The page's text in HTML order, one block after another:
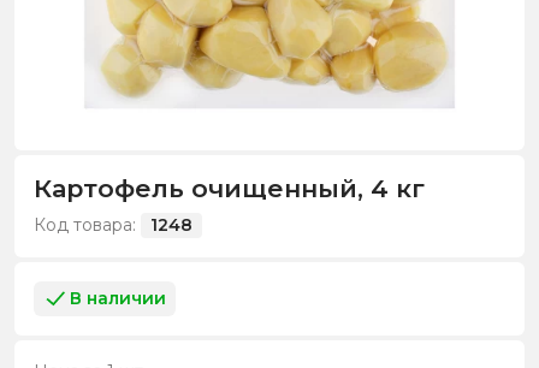
Картофель очищенный, 4 кг
Код товара: 1248
В наличии